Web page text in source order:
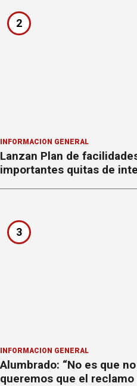
2
INFORMACION GENERAL
Lanzan Plan de
importantes quitas de
3
INFORMACION GENERAL
Alumbrado: “No es que
queremos que el reclamo